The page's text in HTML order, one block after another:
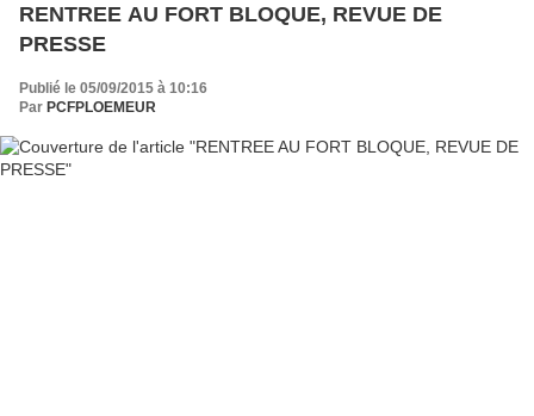
RENTREE AU FORT BLOQUE, REVUE DE
PRESSE
Publié le 05/09/2015 à 10:16
Par PCFPLOEMEUR